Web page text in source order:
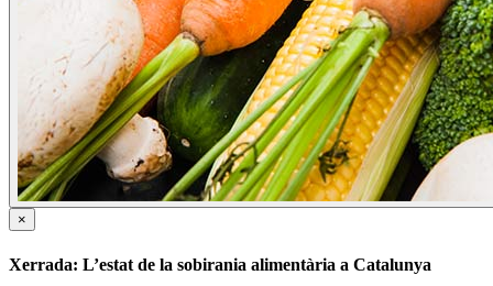
×
Xerrada: L’estat de la sobirania alimentària a Catalunya